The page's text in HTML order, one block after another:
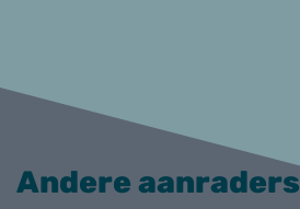
Andere aanraders